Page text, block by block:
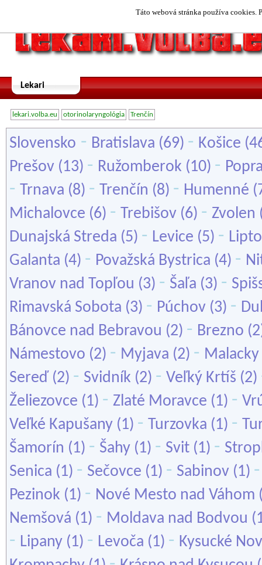
Táto webová stránka používa cookies.
Lekari
lekari.volba.eu otorinolaryngológia Trenčín
Slovensko - Bratislava (69) - Košice
Prešov (13) - Ružomberok (10) -
- Trnava (8) - Trenčín (8) - Humenné
Michalovce (6) - Trebišov (6) - Zvolen
Dunajská Streda (5) - Levice (5) -
Galanta (4) - Považská Bystrica (4) -
Vranov nad Topľou (3) - Šaľa (3) -
Rimavská Sobota (3) - Púchov (3) -
Bánovce nad Bebravou (2) - Brezno
Námestovo (2) - Myjava (2) - Malacky
Sereď (2) - Svidník (2) - Veľký Krtíš (2)
Želiezovce (1) - Zlaté Moravce (1) -
Veľké Kapušany (1) - Turzovka (1) -
Šamorín (1) - Šahy (1) - Svit (1) -
Senica (1) - Sečovce (1) - Sabinov (1)
Pezinok (1) - Nové Mesto nad Váhom
Nemšová (1) - Moldava nad Bodvou
- Lipany (1) - Levoča (1) - Kysucké